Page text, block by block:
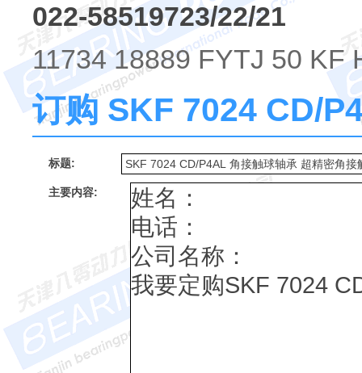
022-58519723/22/21
11734 18889 FYTJ 50 KF
订购 SKF 7024 CD/
标题:
主要内容: